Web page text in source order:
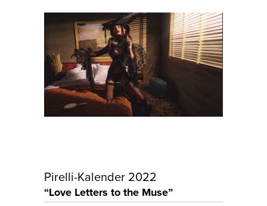
Pirelli-Kalender 2022
“Love Letters to the Muse”